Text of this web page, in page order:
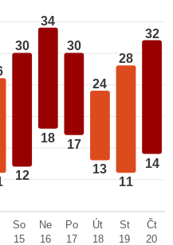
30
12
34
18
30
17
24
13
28
11
32
14
So
15
Ne
16
Po
17
Út
18
St
19
Čt
20